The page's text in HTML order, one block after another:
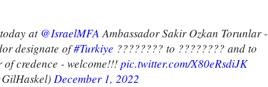
at @IsraelMFAAmbassador Sakir Ozkan Torunlar -
designate of#Turkiye ???????? to ???????? and to
of credence - welcome!!!pic.twitter.com/X80eRsdiJK
December 1, 2022